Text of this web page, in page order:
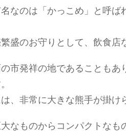
なのは「かっこめ」と呼ば
盛のお守りとして、飲食店
市発祥の地であることもあ
、非常に大きな熊手が掛け
なものからコンパクトなも